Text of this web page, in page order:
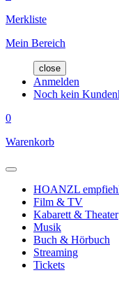
Merkliste
Mein Bereich
close
Anmelden
Noch kein
0
Warenkorb
HOANZL
Film & TV
Kabarett & Theater
Musik
Buch & Hörbuch
Streaming
Tickets